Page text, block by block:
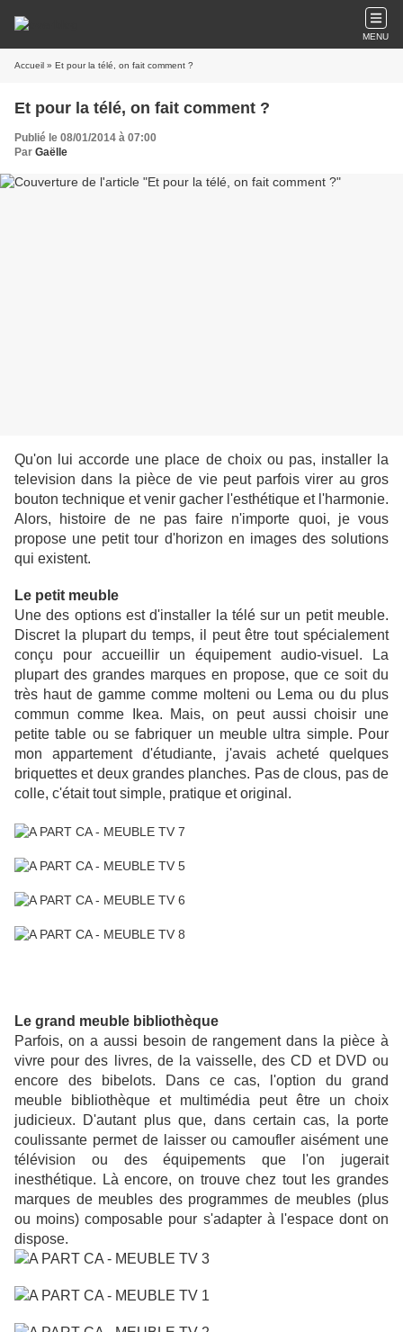
MENU
Accueil » Et pour la télé, on fait comment ?
Et pour la télé, on fait comment ?
Publié le 08/01/2014 à 07:00
Par Gaëlle
Qu'on lui accorde une place de choix ou pas, installer la
television dans la pièce de vie peut parfois virer au gros
bouton technique et venir gacher l'esthétique et l'harmonie.
Alors, histoire de ne pas faire n'importe quoi, je vous
propose une petit tour d'horizon en images des solutions
qui existent.
Le petit meuble
Une des options est d'installer la télé sur un petit meuble.
Discret la plupart du temps, il peut être tout spécialement
conçu pour accueillir un équipement audio-visuel. La
plupart des grandes marques en propose, que ce soit du
très haut de gamme comme molteni ou Lema ou du plus
commun comme Ikea. Mais, on peut aussi choisir une
petite table ou se fabriquer un meuble ultra simple. Pour
mon appartement d'étudiante, j'avais acheté quelques
briquettes et deux grandes planches. Pas de clous, pas de
colle, c'était tout simple, pratique et original.
Le grand meuble bibliothèque
Parfois, on a aussi besoin de rangement dans la pièce à
vivre pour des livres, de la vaisselle, des CD et DVD ou
encore des bibelots. Dans ce cas, l'option du grand
meuble bibliothèque et multimédia peut être un choix
judicieux. D'autant plus que, dans certain cas, la porte
coulissante permet de laisser ou camoufler aisément une
télévision ou des équipements que l'on jugerait
inesthétique. Là encore, on trouve chez tout les grandes
marques de meubles des programmes de meubles (plus
ou moins) composable pour s'adapter à l'espace dont on
dispose.